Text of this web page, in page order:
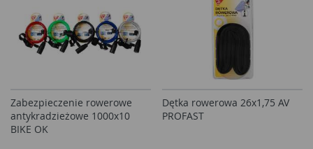
Zabezpieczenie rowerowe
antykradzieżowe 1000x10
BIKE OK
Dętka rowerowa 26x1,75 AV
PROFAST